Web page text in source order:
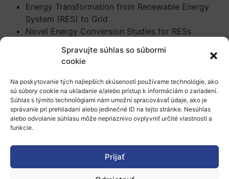
Spravujte súhlas so súbormi
cookie
Na poskytovanie tých najlepších skúseností používame technológie, ako
sú súbory cookie na ukladanie a/alebo prístup k informáciám o zariadení.
Súhlas s týmito technológiami nám umožní spracovávať údaje, ako je
správanie pri prehliadaní alebo jedinečné ID na tejto stránke. Nesúhlas
alebo odvolanie súhlasu môže nepriaznivo ovplyvniť určité vlastnosti a
funkcie.
Prijať
Energy Transformation from Renewable Energy
System (RES) to Grid
Novel Energy Conversion Studies for RESs
Control Techniques for RESs
Grid Interactive Systems Used in Hybrid RESs
Performance Analysis of RESs
Hybrid RESSs
Decision Support Systems for RESSs
Renewable Energy Research and Applications for
Industries
Artificial Intelligence and Machine Learning Studies
for RESs and Applications